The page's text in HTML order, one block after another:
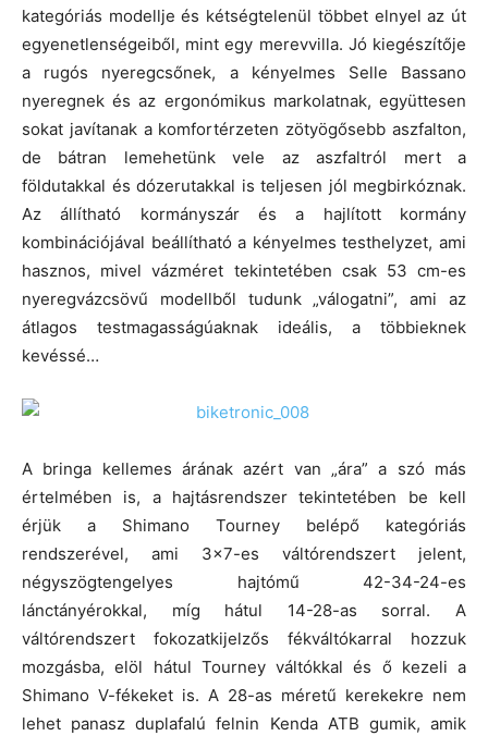
kategóriás modellje és kétségtelenül többet elnyel az út
egyenetlenségeiből, mint egy merevvilla. Jó kiegészítője
a rugós nyeregcsőnek, a kényelmes Selle Bassano
nyeregnek és az ergonómikus markolatnak, együttesen
sokat javítanak a komfortérzeten zötyögősebb aszfalton,
de bátran lemehetünk vele az aszfaltról mert a
földutakkal és dózerutakkal is teljesen jól megbirkóznak.
Az állítható kormányszár és a hajlított kormány
kombinációjával beállítható a kényelmes testhelyzet, ami
hasznos, mivel vázméret tekintetében csak 53 cm-es
nyeregvázcsövű modellből tudunk „válogatni”, ami az
átlagos testmagasságúaknak ideális, a többieknek
kevéssé…
A bringa kellemes árának azért van „ára” a szó más
értelmében is, a hajtásrendszer tekintetében be kell
érjük a Shimano Tourney belépő kategóriás
rendszerével, ami 3×7-es váltórendszert jelent,
négyszögtengelyes hajtómű 42-34-24-es
lánctányérokkal, míg hátul 14-28-as sorral. A
váltórendszert fokozatkijelzős fékváltókarral hozzuk
mozgásba, elöl hátul Tourney váltókkal és ő kezeli a
Shimano V-fékeket is. A 28-as méretű kerekekre nem
lehet panasz duplafalú felnin Kenda ATB gumik, amik